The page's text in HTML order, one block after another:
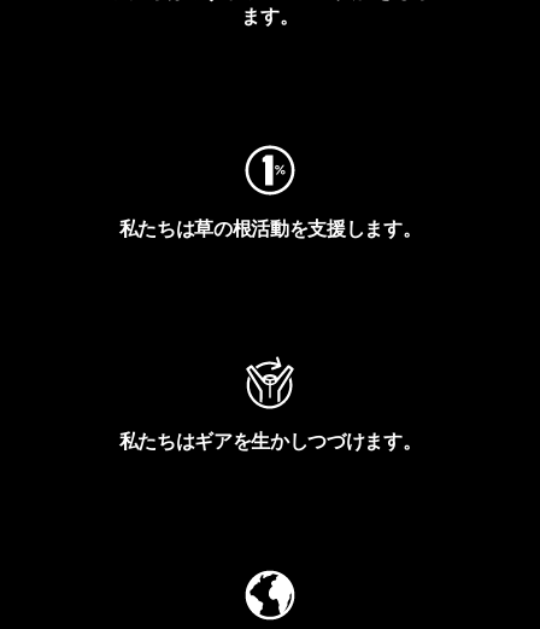
ます。
私たちは草の根活動を支援します。
私たちはギアを生かしつづけます。